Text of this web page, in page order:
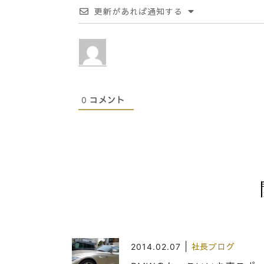
更新があれば通知する
0 コメント
2014.02.07 社長ブログ